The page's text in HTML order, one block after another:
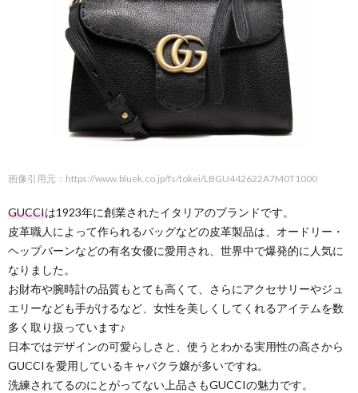
画像引用元：https://www.bluek.co.jp/fs/tokei/LBGU442622A7M0T1000
GUCCIは1923年に創業されたイタリアのブランドです。
皮革職人によって作られるバッグなどの皮革製品は、オードリー・
ヘップバーンなどの有名女優に愛用され、世界中で爆発的に人気に
なりました。
お財布や腕時計の品質もとても高くて、さらにアクセサリーやジュ
エリーなども手がけるなど、女性を美しくしてくれるアイテムを数
多く取り扱っています♪
日本ではデザインの可愛らしさと、使うとわかる実用性の高さから
GUCCIを愛用しているキャバクラ嬢が多いですね。
洗練されてるのにとがってない上品さもGUCCIの魅力です。